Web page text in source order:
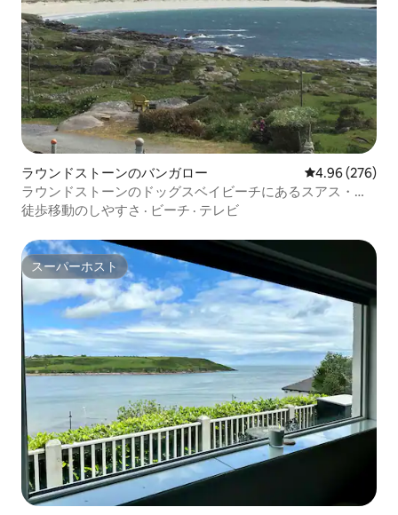
ラウンドストーンのバンガロー レビュー276
4.96 (276)
ラウンドストーンのドッグスベイビーチにあるスアス・ト
ゥアス。
徒歩移動のしやすさ · ビーチ · テレビ
スーパーホスト
スーパーホスト